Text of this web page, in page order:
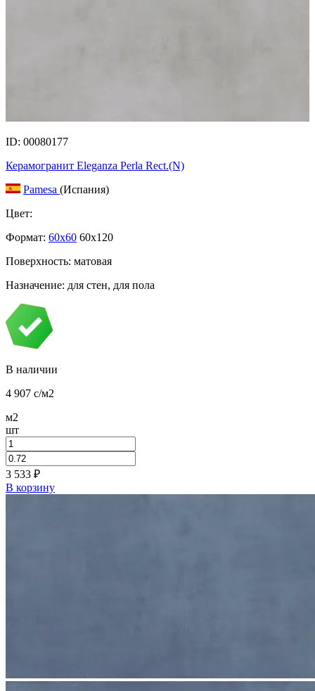
ID: 00080177
Керамогранит Eleganza Perla Rect.(N)
Pamesa (Испания)
Цвет:
Формат: 60x60 60x120
Поверхность: матовая
Назначение: для стен, для пола
В наличии
4 907 c/м2
м2
шт
3 533 ₽
В корзину